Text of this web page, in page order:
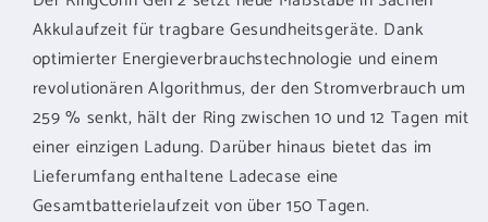
Akkulaufzeit für tragbare Gesundheitsgeräte. Dank
optimierter Energieverbrauchstechnologie und einem
revolutionären Algorithmus, der den Stromverbrauch um
259 % senkt, hält der Ring zwischen 10 und 12 Tagen mit
einer einzigen Ladung. Darüber hinaus bietet das im
Lieferumfang enthaltene Ladecase eine
Gesamtbatterielaufzeit von über 150 Tagen.